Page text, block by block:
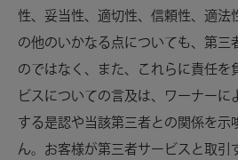
性、妥当性、適切性、信頼性、適法
の他のいかなる点についても、第三
のではなく、また、これらに責任を
ビスについての言及は、ワーナー
する是認や当該第三者との関係を示
ん。お客様が第三者サービスと取引